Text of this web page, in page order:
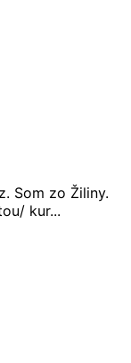
Som zo Žiliny.
kur...